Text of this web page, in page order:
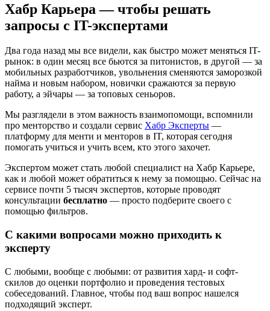
Хабр Карьера — чтобы решать
запросы с IT-экспертами
Два года назад мы все видели, как быстро может меняться IT-
рынок: в один месяц все бьются за питонистов, в другой — за
мобильных разработчиков, увольнения сменяются заморозкой
найма и новым набором, новички сражаются за первую
работу, а эйчары — за топовых сеньоров.
Мы разглядели в этом важность взаимопомощи, вспомнили
про менторство и создали сервис Хабр Эксперты —
платформу для менти и менторов в IT, которая сегодня
помогать учиться и учить всем, кто этого захочет.
Экспертом может стать любой специалист на Хабр Карьере,
как и любой может обратиться к нему за помощью. Сейчас на
сервисе почти 5 тысяч экспертов, которые проводят
консультации бесплатно — просто подберите своего с
помощью фильтров.
С какими вопросами можно приходить к
эксперту
С любыми, вообще с любыми: от развития хард- и софт-
скилов до оценки портфолио и проведения тестовых
собеседований. Главное, чтобы под ваш вопрос нашелся
подходящий эксперт.